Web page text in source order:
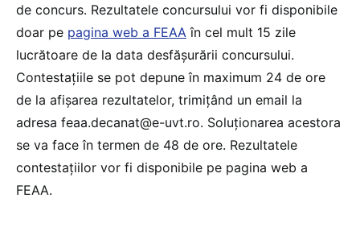
de concurs. Rezultatele concursului vor fi disponibile
doar pe pagina web a FEAA în cel mult 15 zile
lucrătoare de la data desfășurării concursului.
Contestațiile se pot depune în maximum 24 de ore
de la afișarea rezultatelor, trimițând un email la
adresa feaa.decanat@e-uvt.ro. Soluționarea acestora
se va face în termen de 48 de ore. Rezultatele
contestațiilor vor fi disponibile pe pagina web a
FEAA.